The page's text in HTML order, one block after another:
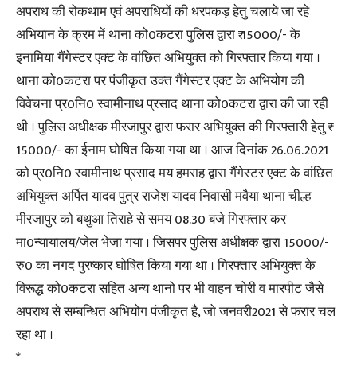
अपराध की रोकथाम एवं अपराधियों की धरपकड़ हेतु चलाये जा रहे
अभियान के क्रम में थाना को0कटरा पुलिस द्वारा ₹ 15000/- के
इनामिया गैंगेस्टर एक्ट के वांछित अभियुक्त को गिरफ्तार किया गया ।
थाना को0कटरा पर पंजीकृत उक्त गैंगेस्टर एक्ट के अभियोग की
विवेचना प्र0नि0 स्वामीनाथ प्रसाद थाना को0कटरा द्वारा की जा रही
थी । पुलिस अधीक्षक मीरजापुर द्वारा फरार अभियुक्त की गिरफ्तारी हेतु ₹
15000/- का ईनाम घोषित किया गया था । आज दिनांक 26.06.2021
को प्र0नि0 स्वामीनाथ प्रसाद मय हमराह द्वारा गैंगेस्टर एक्ट के वांछित
अभियुक्त अर्पित यादव पुत्र राजेश यादव निवासी मवैया थाना चील्ह
मीरजापुर को बथुआ तिराहे से समय 08.30 बजे गिरफ्तार कर
मा0न्यायालय/जेल भेजा गया । जिसपर पुलिस अधीक्षक द्वारा 15000/-
रु0 का नगद पुरष्कार घोषित किया गया था । गिरफ्तार अभियुक्त के
विरूद्ध को0कटरा सहित अन्य थानो पर भी वाहन चोरी व मारपीट जैसे
अपराध से सम्बन्धित अभियोग पंजीकृत है, जो जनवरी2021 से फरार चल
रहा था ।
*